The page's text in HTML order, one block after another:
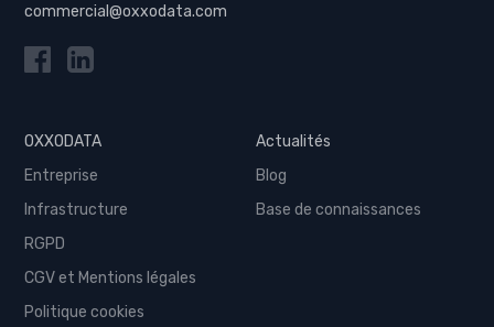
commercial@oxxodata.com
OXXODATA
Entreprise
Infrastructure
RGPD
CGV et Mentions légales
Politique cookies
Actualités
Blog
Base de connaissances